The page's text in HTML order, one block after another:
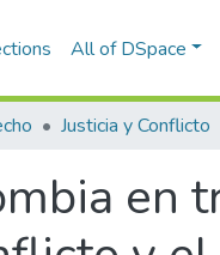
All of DSpace
Justicia y Conflicto
en